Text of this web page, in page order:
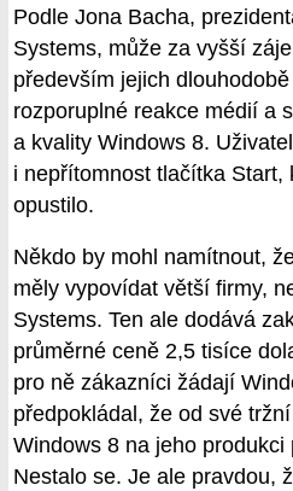
Podle Jona Bacha,
Systems, může za vyšší
především jejich
rozporuplné reakce médií a
a kvality Windows 8.
i nepřítomnost tlačítka Start,
opustilo.
Někdo by mohl namítnout,
měly vypovídat větší firmy,
Systems. Ten ale dodává
průměrné ceně 2,5 tisíce
pro ně zákazníci žádají
předpokládal, že od své
Windows 8 na jeho
Nestalo se. Je ale pravdou,